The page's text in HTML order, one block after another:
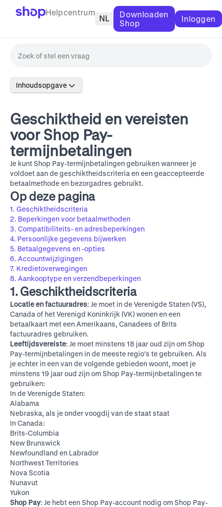
Helpcentrum
NL
Downloaden
Shop
Inloggen
Inhoudsopgave
Geschiktheid en vereisten
voor Shop Pay-
termijnbetalingen
Je kunt Shop Pay-termijnbetalingen gebruiken wanneer je
voldoet aan de geschiktheidscriteria en een geaccepteerde
betaalmethode en bezorgadres gebruikt.
Op deze pagina
1. Geschiktheidscriteria
2. Beperkingen voor betaalmethoden
3. Compatibiliteits- en adresbeperkingen
4. Persoonlijke gegevens bijwerken
5. Betaalgegevens en -opties
6. Accountwijzigingen
7. Kredietoverwegingen
8. Aankooptype en verzendbeperkingen
1. Geschiktheidscriteria
Locatie en factuuradres: Je moet in de Verenigde Staten (VS),
Canada of het Verenigd Koninkrijk (VK) wonen en een
betaalkaart met een Amerikaans, Canadees of Brits
factuuradres gebruiken.
Leeftijdsvereiste: Je moet minstens 18 jaar oud zijn om Shop
Pay-termijnbetalingen in de meeste regio's te gebruiken. Als
je echter in een van de volgende gebieden woont, moet je
minstens 19 jaar oud zijn om Shop Pay-termijnbetalingen te
gebruiken:
In de Verenigde Staten:
Alabama
Nebraska, als je onder voogdij van de staat staat
In Canada:
Brits-Columbia
New Brunswick
Newfoundland en Labrador
Northwest Territories
Nova Scotia
Nunavut
Yukon
Shop Pay: Je hebt een Shop Pay-account nodig om Shop Pay-